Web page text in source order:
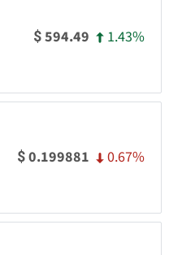
$594.49 1.43%
$0.199881 0.67%